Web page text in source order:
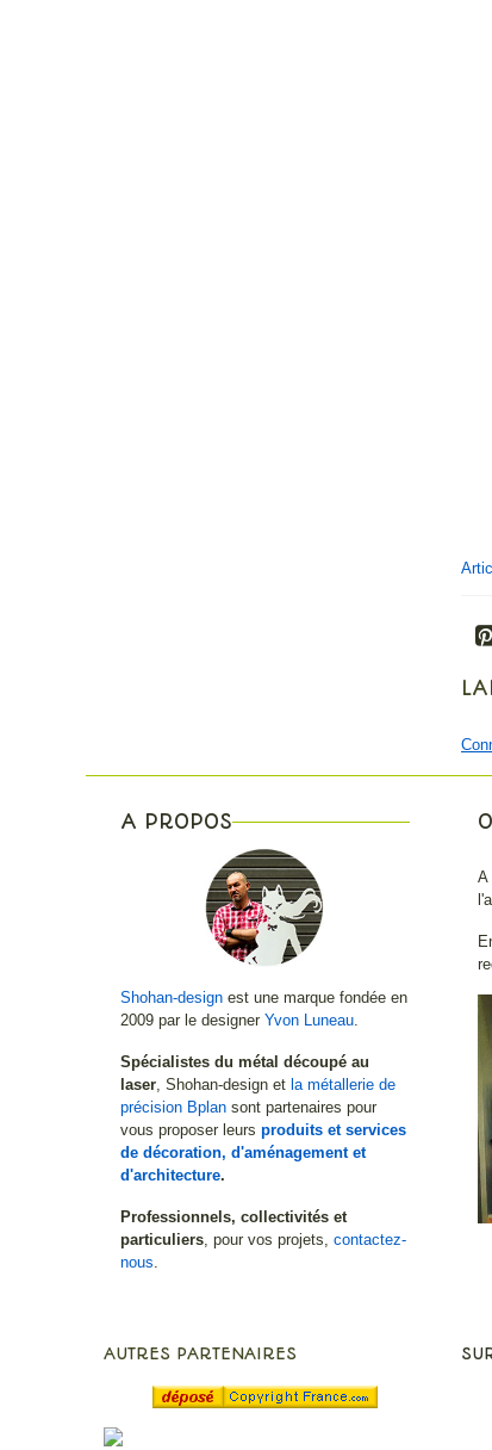
A PROPOS
Shohan-designest une marque fondée en
2009 par le designer Yvon Luneau.
Spécialistes du métal découpé au
laser, Shohan-design et la métallerie de
précision Bplansont partenaires pour
vous proposer leurs produits et services
de décoration, d'aménagement et
d'architecture.
Professionnels, collectivités et
particuliers, pour vos projets, contactez-
nous.
A
AUTRES PARTENAIRES